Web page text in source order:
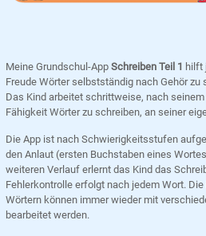
Meine Grundschul-App Schreiben Teil 1 hilft
Freude Wörter selbstständig nach Gehör zu
Das Kind arbeitet schrittweise, nach
Fähigkeit Wörter zu schreiben, an seiner
Die App ist nach Schwierigkeitsstufen
den Anlaut (ersten Buchstaben eines
weiteren Verlauf erlernt das Kind das
Fehlerkontrolle erfolgt nach jedem Wort.
Wörtern können immer wieder mit
bearbeitet werden.